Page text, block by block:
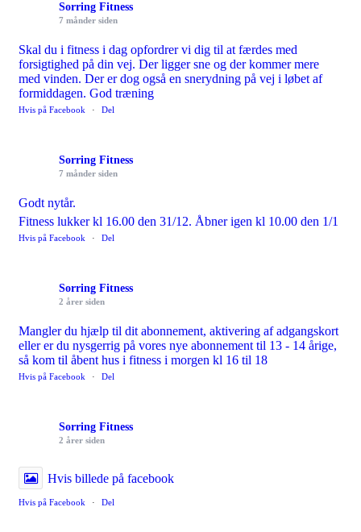
Sorring Fitness
7 månder siden
Skal du i fitness i dag opfordrer vi dig til at færdes med
forsigtighed på din vej. Der ligger sne og der kommer mere
med vinden. Der er dog også en snerydning på vej i løbet af
formiddagen. God træning
Hvis på Facebook · Del
Sorring Fitness
7 månder siden
Godt nytår.
Fitness lukker kl 16.00 den 31/12. Åbner igen kl 10.00 den 1/1
Hvis på Facebook · Del
Sorring Fitness
2 årer siden
Mangler du hjælp til dit abonnement, aktivering af adgangskort
eller er du nysgerrig på vores nye abonnement til 13 - 14 årige,
så kom til åbent hus i fitness i morgen kl 16 til 18
Hvis på Facebook · Del
Sorring Fitness
2 årer siden
Hvis billede på facebook
Hvis på Facebook · Del